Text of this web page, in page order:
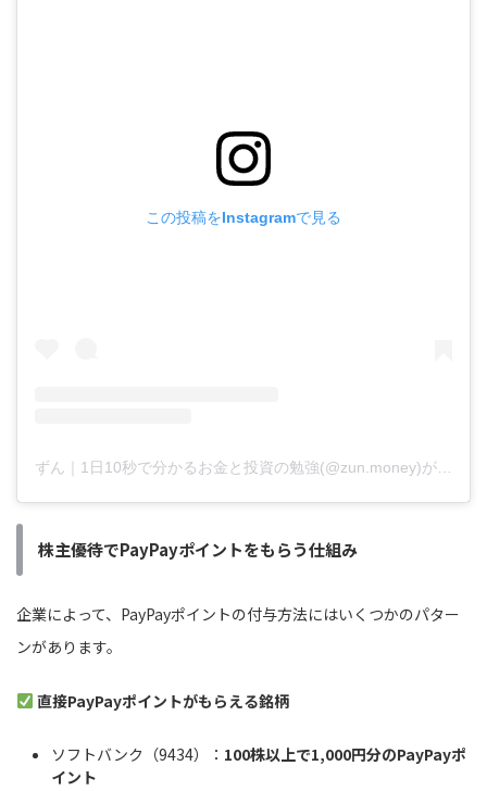
この投稿をInstagramで見る
株主優待でPayPayポイントをもらう仕組み
企業によって、PayPayポイントの付与方法にはいくつかのパター
ンがあります。
直接PayPayポイントがもらえる銘柄
ソフトバンク（9434）： 100株以上で1,000円分のPayPayポ
イント